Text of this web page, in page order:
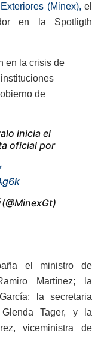
(Minex), el
en la Spotligth
en la crisis de
de
inicia el
oficial por
el ministro de
Martínez; la
la secretaria
Tager, y la
viceministra de